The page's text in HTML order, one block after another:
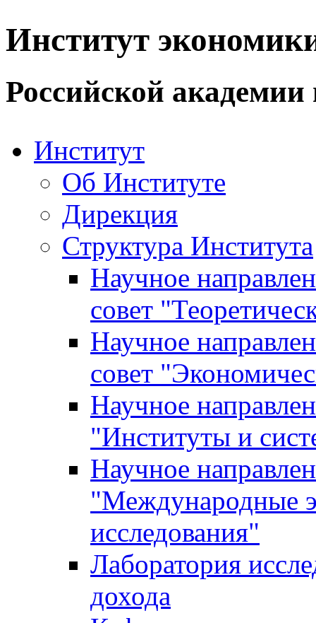
Институт
Российской академии
Институт
Об Институте
Дирекция
Структура Института
Научное
совет
Научное
совет
Научное
"Институты и
Научное
"Международные
исследования"
Лаборатория
дохода